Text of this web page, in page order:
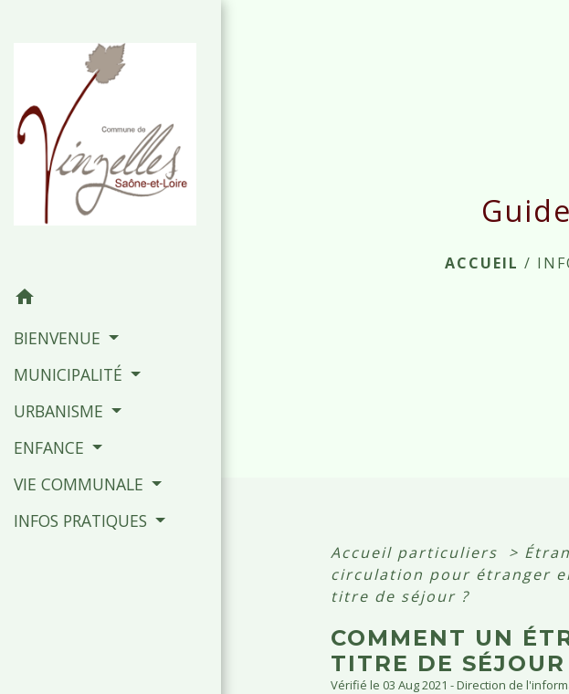
home
BIENVENUE
MUNICIPALITÉ
URBANISME
ENFANCE
VIE COMMUNALE
INFOS PRATIQUES
ACCUEIL /
Accueil particuliers >
circulation pour étranger
titre de séjour ?
COMMENT UN
TITRE DE SÉJOUR
Vérifié le 03 Aug 2021 - Direction de